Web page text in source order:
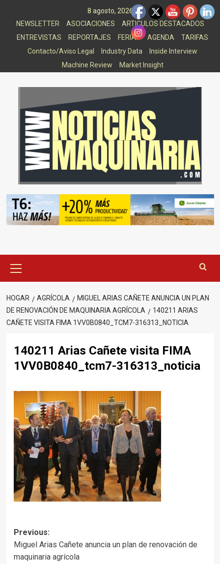
8 agosto, 2026
NEWSLETTER
ASOCIACIONES
ARTICULOS DESTACADOS
ENTREVISTAS
REPORTAJES FERIAS AGENDA
TARIFAS
Contacto/Aviso Legal
Industry Data
Inside Interview
Machine Review
Market Insight
principal
HOGAR AGRÍCOLA
MIGUEL ARIAS CAÑETE ANUNCIA UN PLAN
DE RENOVACIÓN DE MAQUINARIA AGRÍCOLA
140211 ARIAS
CAÑETE VISITA FIMA 1VV0B0840_TCM7-316313_NOTICIA
140211 Arias Cañete visita FIMA
1VV0B0840_tcm7-316313_noticia
Post
navigation
Previous:
Miguel Arias Cañete anuncia un plan de renovación de
maquinaria agrícola